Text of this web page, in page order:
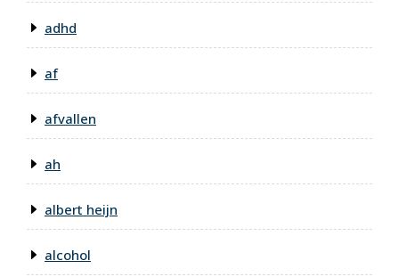
adhd
af
afvallen
ah
albert heijn
alcohol